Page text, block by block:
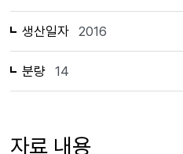
생산일자 2016
분량 14
자료 내용